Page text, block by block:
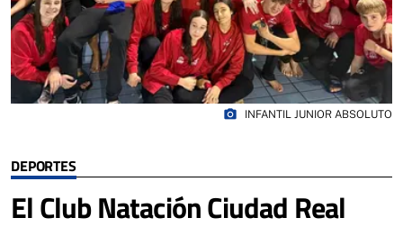
DEPORTES
El Club Natación Ciudad Real
photo_camera INFANTIL JUNIOR ABSOLUTO